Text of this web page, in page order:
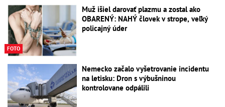
FOTO
Muž išiel darovať plazmu a zostal ako
OBARENÝ: NAHÝ človek v strope, veľký
policajný úder
Nemecko začalo vyšetrovanie incidentu
na letisku: Dron s výbušninou
kontrolovane odpálili